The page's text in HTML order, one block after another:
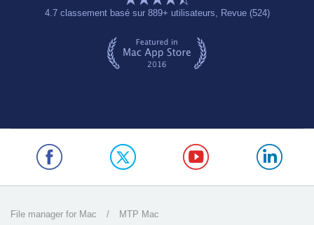
4.7classement basé sur 889+ utilisateurs, Revue (524)
File manager for Mac / MTP Mac